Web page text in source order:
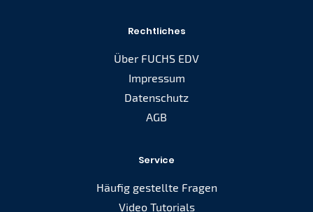
Rechtliches
Über FUCHS EDV
Impressum
Datenschutz
AGB
Service
Häufig gestellte Fragen
Video Tutorials